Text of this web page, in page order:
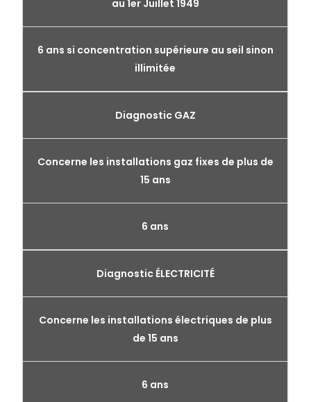
au 1er Juillet 1949
6 ans si concentration supérieure au seil sinon
illimitée
Diagnostic GAZ
Concerne les installations gaz fixes de plus de
15 ans
6 ans
Diagnostic ÉLECTRICITÉ
Concerne les installations électriques de plus
de 15 ans
6 ans